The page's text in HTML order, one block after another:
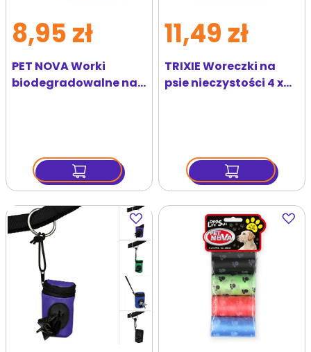
PET NOVA Worki
biodegradowalne na
8,95 zł
TRIXIE Woreczki na
psie nieczystości 4 x
11,49 zł
Dodaj
do
ulubionych
Dodaj
do